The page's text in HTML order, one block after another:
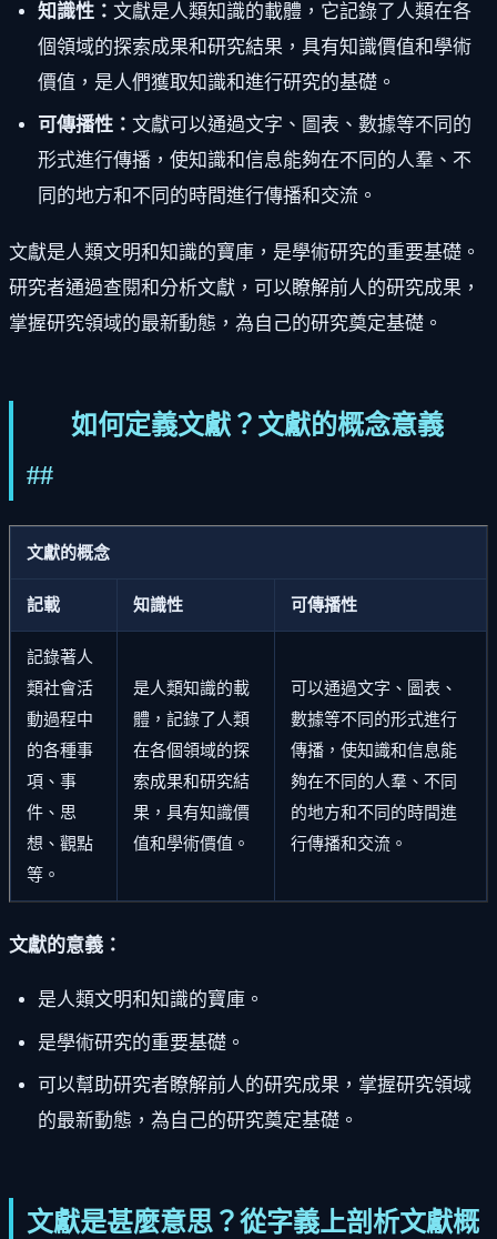
知識性： 文獻是人類知識的載體，它記錄了人類在各
個領域的探索成果和研究結果，具有知識價值和學術
價值，是人們獲取知識和進行研究的基礎。
可傳播性： 文獻可以通過文字、圖表、數據等不同的
形式進行傳播，使知識和信息能夠在不同的人羣、不
同的地方和不同的時間進行傳播和交流。
文獻是人類文明和知識的寶庫，是學術研究的重要基礎。
研究者通過查閱和分析文獻，可以瞭解前人的研究成果，
掌握研究領域的最新動態，為自己的研究奠定基礎。
如何定義文獻？文獻的概念意義
##
文獻的概念
記載 知識性 可傳播性
記錄著人
類社會活
動過程中
的各種事
項、事
件、思
想、觀點
等。
是人類知識的載
體，記錄了人類
在各個領域的探
索成果和研究結
果，具有知識價
值和學術價值。
可以通過文字、圖表、
數據等不同的形式進行
傳播，使知識和信息能
夠在不同的人羣、不同
的地方和不同的時間進
行傳播和交流。
文獻的意義：
是人類文明和知識的寶庫。
是學術研究的重要基礎。
可以幫助研究者瞭解前人的研究成果，掌握研究領域
的最新動態，為自己的研究奠定基礎。
文獻是甚麼意思？從字義上剖析文獻概